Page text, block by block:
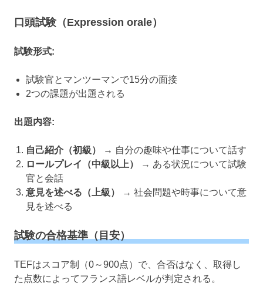
口頭試験（Expression orale）
試験形式:
試験官とマンツーマンで15分の面接
2つの課題が出題される
出題内容:
自己紹介（初級）
→ 自分の趣味や仕事について話す
ロールプレイ（中級以上）
→ ある状況について試験
官と会話
意見を述べる（上級）
→ 社会問題や時事について意
見を述べる
試験の合格基準（目安）
TEFはスコア制（0～900点）で、合否はなく、取得し
た点数によってフランス語レベルが判定される。